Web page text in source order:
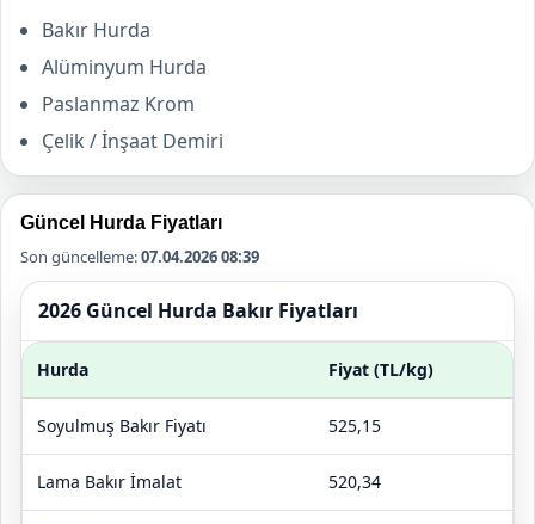
Bakır Hurda
Alüminyum Hurda
Paslanmaz Krom
Çelik / İnşaat Demiri
Güncel Hurda Fiyatları
Son güncelleme:07.04.2026 08:39
2026 Güncel Hurda Bakır Fiyatları
Hurda Fiyat (TL/kg)
Soyulmuş Bakır Fiyatı 525,15
Lama Bakır İmalat 520,34